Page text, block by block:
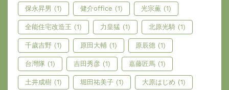
保永昇男 (1) 健介office (1) 光宗薫 (1)
全能住宅改造王 (1) 力皇猛 (1) 北原光騎 (1)
千歲吉野 (1) 原田大輔 (1) 原辰德 (1)
台灣隊 (1) 吉田秀彦 (1) 嘉藤匠馬 (1)
土井成樹 (1) 堀田祐美子 (1) 大原はじめ (1)